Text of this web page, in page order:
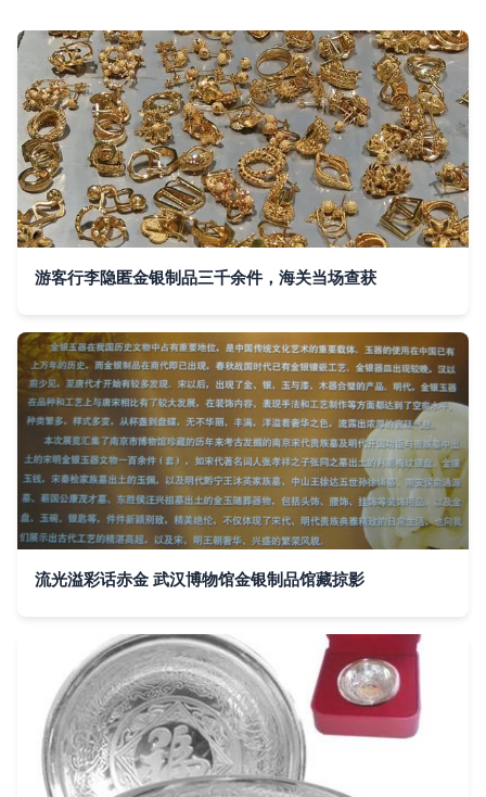
游客行李隐匿金银制品三千余件，海关当场查获
流光溢彩话赤金 武汉博物馆金银制品馆藏掠影